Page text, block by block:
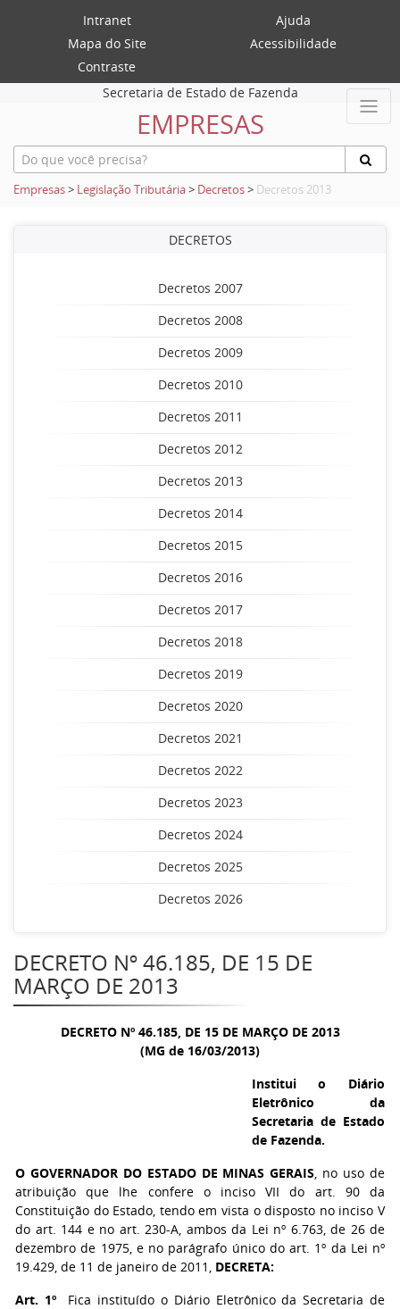
Intranet
Ajuda
Mapa do Site
Acessibilidade
Contraste
Secretaria de Estado de Fazenda
EMPRESAS
Empresas> Legislação Tributária> Decretos> Decretos 2013
DECRETOS
Decretos 2007
Decretos 2008
Decretos 2009
Decretos 2010
Decretos 2011
Decretos 2012
Decretos 2013
Decretos 2014
Decretos 2015
Decretos 2016
Decretos 2017
Decretos 2018
Decretos 2019
Decretos 2020
Decretos 2021
Decretos 2022
Decretos 2023
Decretos 2024
Decretos 2025
Decretos 2026
DECRETO Nº 46.185, DE 15 DE
MARÇO DE 2013
DECRETO Nº 46.185, DE 15 DE MARÇO DE 2013
(MG de 16/03/2013)
Institui o Diário
Eletrônico da
Secretaria de Estado
de Fazenda.
O GOVERNADOR DO ESTADO DE MINAS GERAIS, no uso de
atribuição que lhe confere o inciso VII do art. 90 da
Constituição do Estado, tendo em vista o disposto no inciso V
do art. 144 e no art. 230-A, ambos da Lei nº 6.763, de 26 de
dezembro de 1975, e no parágrafo único do art. 1º da Lei nº
19.429, de 11 de janeiro de 2011, DECRETA:
Art. 1ºFica instituído o Diário Eletrônico da Secretaria de